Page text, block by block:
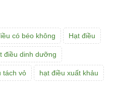
có béo không Hạt điều
điều dinh dưỡng
tách vỏ hạt điều xuất khảu